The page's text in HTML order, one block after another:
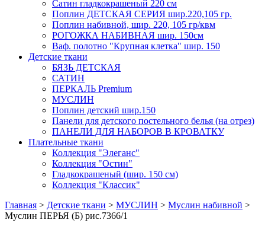
Сатин гладкокрашеный 220 см
Поплин ДЕТСКАЯ СЕРИЯ шир.220,105 гр.
Поплин набивной, шир. 220, 105 гр/квм
РОГОЖКА НАБИВНАЯ шир. 150см
Ваф. полотно "Крупная клетка" шир. 150
Детские ткани
БЯЗЬ ДЕТСКАЯ
САТИН
ПЕРКАЛЬ Premium
МУСЛИН
Поплин детский шир.150
Панели для детского постельного белья (на отрез)
ПАНЕЛИ ДЛЯ НАБОРОВ В КРОВАТКУ
Плательные ткани
Коллекция "Элеганс"
Коллекция "Остин"
Гладкокрашеный (шир. 150 см)
Коллекция "Классик"
Главная > Детские ткани > МУСЛИН > Муслин набивной >
Муслин ПЕРЬЯ (Б) рис.7366/1